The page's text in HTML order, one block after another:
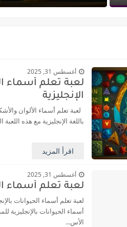
أغسطس 31, 2025
لعبة تعلم أسماء
الإنجليزية
لعبة تعلم أسماء الألوان
باللغة الإنجليزية مع هذه
اقرأ المزيد
أغسطس 31, 2025
لعبة تعلم أسماء
لعبة تعلم أسماء الحيوانات
أسماء الحيوانات بالإنجليزية
الأس...